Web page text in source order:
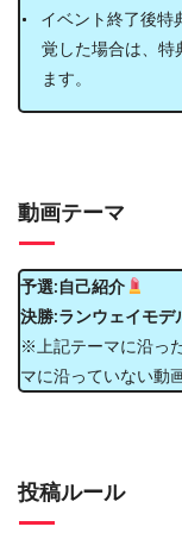
イベント終了後特
覚した場合は、特
ます。
動画テーマ
予選:自己紹介
決勝:ランウェイモデ
※上記テーマに沿っ
マに沿っていない動
投稿ルール